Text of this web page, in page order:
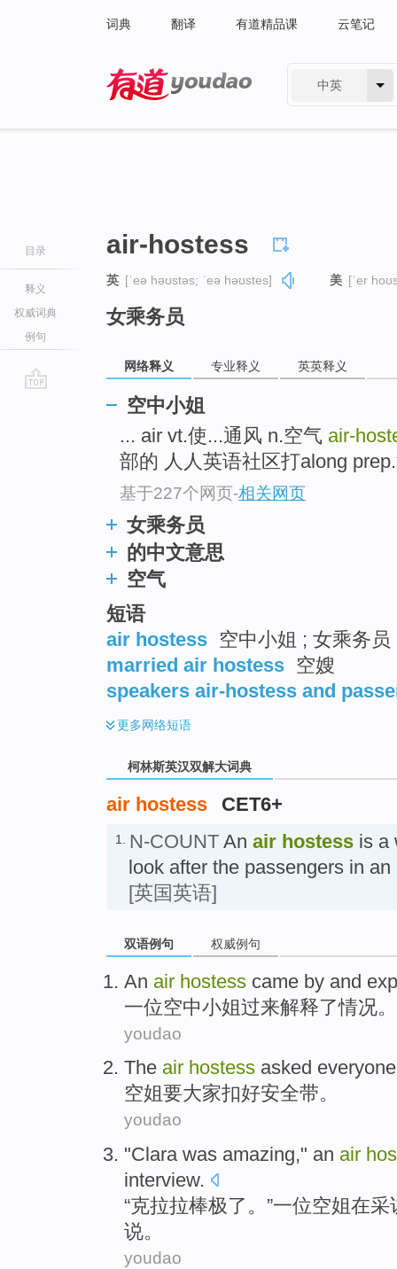
词典 翻译 有道精品课 云笔记
中英
目录
释义
权威词典
例句
air-hostess
英 [ˈeə həʊstəs; ˈeə həʊstes] 美 [ˈer
女乘务员
网络释义 专业释义 英英释义
空中小姐
... air vt.使...通风 n.空气 air-
部的 人人英语社区打along
基于227个网页-相关网页
女乘务员
的中文意思
空气
短语
air hostess 空中小姐 ; 女乘务
married air hostess 空嫂
speakers air-hostess and
更多网络短语
柯林斯英汉双解大词典
air hostess CET6+
1. N-COUNT An air hostess is a
look after the passengers in
[英国英语]
双语例句 权威例句
An air hostess came by and
一位空中小姐过来解释了情况。
youdao
The air hostess asked everyone
空姐要大家扣好安全带。
youdao
"Clara was amazing," an air
interview.
“克拉拉棒极了。”一位空姐在采
说。
youdao